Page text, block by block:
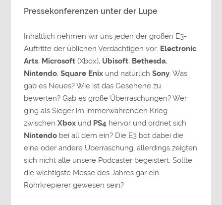
Pressekonferenzen unter der Lupe
Inhaltlich nehmen wir uns jeden der großen E3-
Auftritte der üblichen Verdächtigen vor: Electronic
Arts, Microsoft (Xbox), Ubisoft, Bethesda,
Nintendo,Square Enix und natürlichSony. Was
gab es Neues? Wie ist das Gesehene zu
bewerten? Gab es große Überraschungen? Wer
ging als Sieger im immerwährenden Krieg
zwischenXbox und PS4 hervor und ordnet sich
Nintendo bei all dem ein? Die E3 bot dabei die
eine oder andere Überraschung, allerdings zeigten
sich nicht alle unsere Podcaster begeistert. Sollte
die wichtigste Messe des Jahres gar ein
Rohrkrepierer gewesen sein?